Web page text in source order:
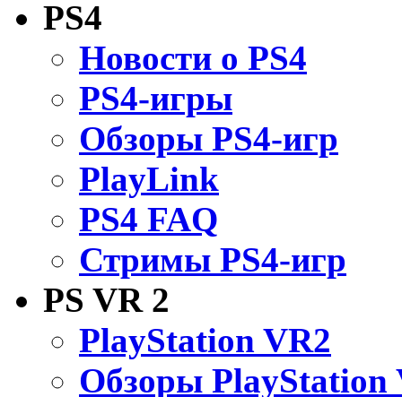
PS4
Новости о PS4
PS4-игры
Обзоры PS4-игр
PlayLink
PS4 FAQ
Стримы PS4-игр
PS VR 2
PlayStation VR2
Обзоры PlayStation